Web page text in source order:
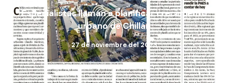
Especialistas llaman a planificar crecimiento
urbano de Chillán
27 de noviembre del 2023